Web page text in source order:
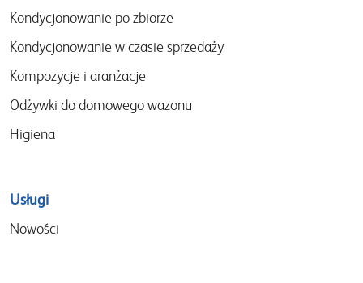
menu
Kondycjonowanie po zbiorze
Kondycjonowanie w czasie sprzedaży
Kompozycje i aranżacje
Odżywki do domowego wazonu
Higiena
Usługi
Nowości